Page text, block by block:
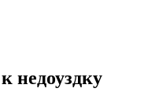
недоуздку